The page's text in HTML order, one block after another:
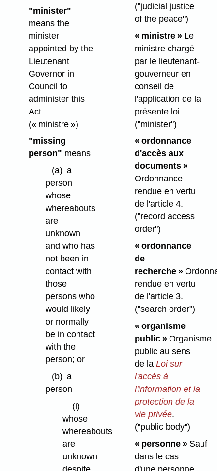
"minister"
means the
minister
appointed by the
Lieutenant
Governor in
Council to
administer this
Act.
(« ministre »)
"missing
person" means
(a) a
person
whose
whereabouts
are
unknown
and who has
not been in
contact with
those
persons who
would likely
or normally
be in contact
with the
person; or
(b) a
person
(i)
whose
whereabouts
are
unknown
despite
("judicial justice
of the peace")
« ministre »Le
ministre chargé
par le lieutenant-
gouverneur en
conseil de
l'application de la
présente loi.
("minister")
« ordonnance
d'accès aux
documents »
Ordonnance
rendue en vertu
de l'article 4.
("record access
order")
« ordonnance
de
recherche »
rendue en vertu
de l'article 3.
("search order")
« organisme
public »Organisme
public au sens
de la Loi sur
l'accès à
l'information et la
protection de la
vie privée.
("public body")
« personne »Sauf
dans le cas
d'une personne